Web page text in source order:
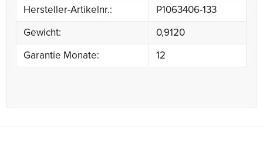
Hersteller-Artikelnr.:
P1063406-133
Gewicht:
0,9120
Garantie Monate:
12